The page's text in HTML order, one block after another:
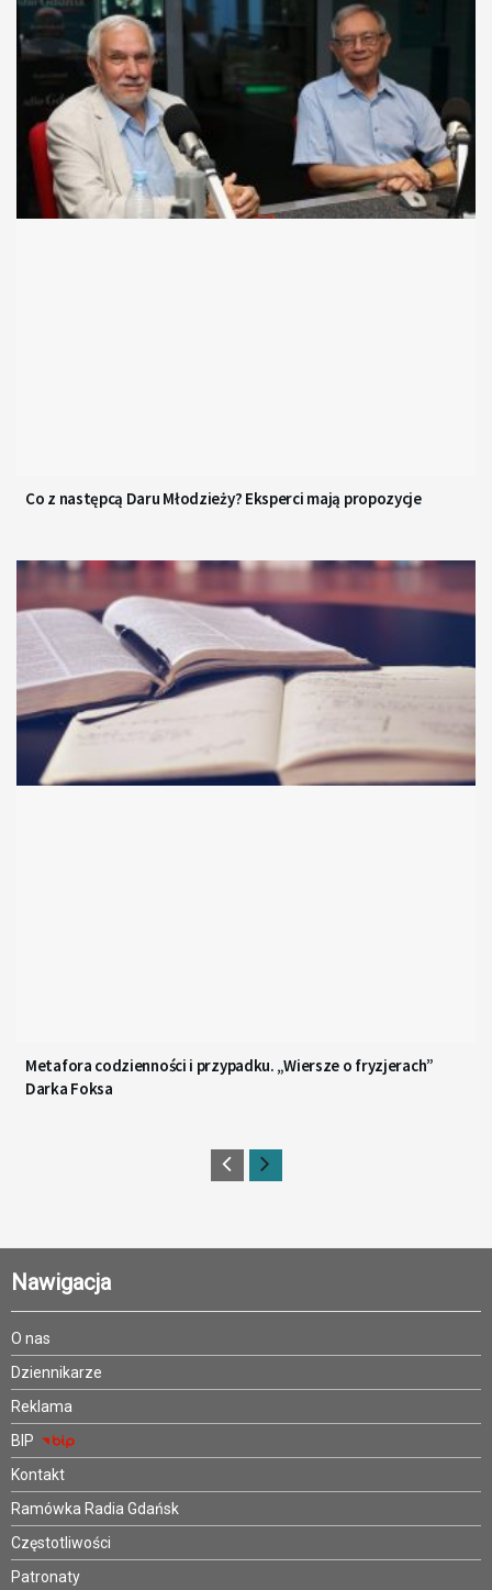
Co z następcą Daru Młodzieży? Eksperci mają propozycje
Metafora codzienności i przypadku. „Wiersze o fryzjerach”
Darka Foksa
Nawigacja
O nas
Dziennikarze
Reklama
BIP
Kontakt
Ramówka Radia Gdańsk
Częstotliwości
Patronaty